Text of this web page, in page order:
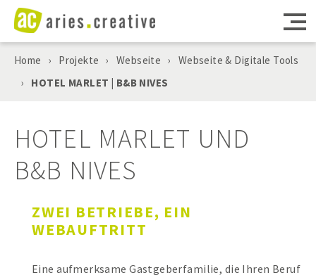
DIGITALE TOOLS
PROJEKTE
AGENTUR
Home › Projekte › Webseite ›
Webseite & Digitale Tools
›
HOTEL MARLET | B&B NIVES
HOTEL MARLET UND
B&B NIVES
ZWEI BETRIEBE, EIN
WEBAUFTRITT
Eine aufmerksame Gastgeberfamilie, die Ihren Beruf